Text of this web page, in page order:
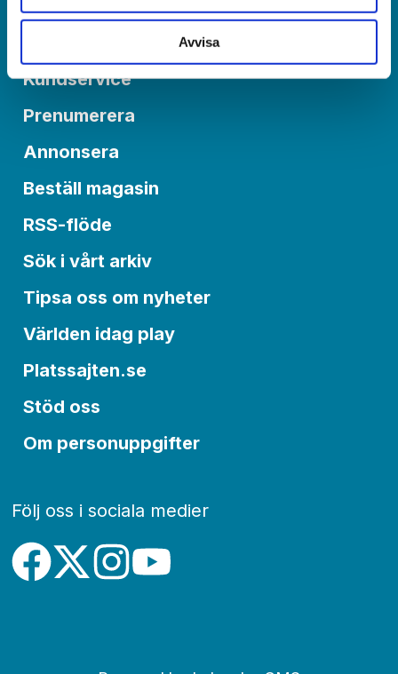
Avvisa
Kundservice
Prenumerera
Annonsera
Beställ magasin
RSS-flöde
Sök i vårt arkiv
Tipsa oss om nyheter
Världen idag play
Platssajten.se
Stöd oss
Om personuppgifter
Följ oss i sociala medier